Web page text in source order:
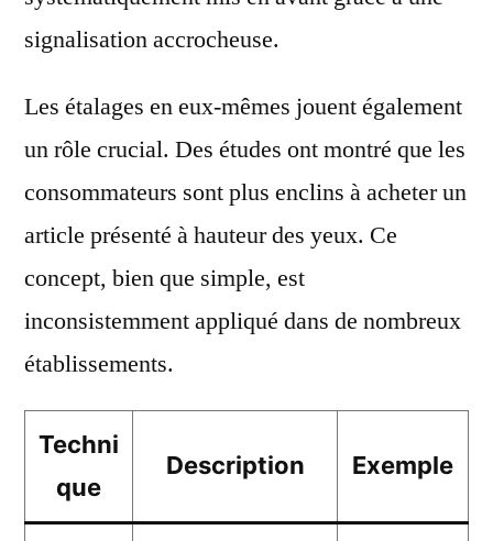
signalisation accrocheuse.
Les étalages en eux-mêmes jouent également
un rôle crucial. Des études ont montré que les
consommateurs sont plus enclins à acheter un
article présenté à hauteur des yeux. Ce
concept, bien que simple, est
inconsistemment appliqué dans de nombreux
établissements.
Techni
que
Description Exemple